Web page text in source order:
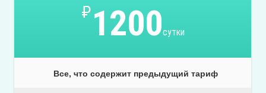
₽1200сутки
Все, что содержит предыдущий тариф